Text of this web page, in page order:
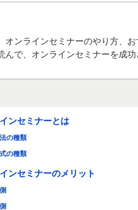
オンラインセミナーのやり方、
んで、オンラインセミナーを成功
ンセミナーとは
の種類
の種類
ンセミナーのメリット